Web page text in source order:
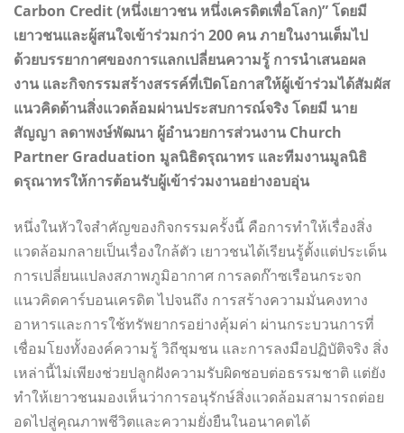
Carbon Credit (หนึ่งเยาวชน หนึ่งเครดิตเพื่อโลก)” โดยมี
เยาวชนและผู้สนใจเข้าร่วมกว่า 200 คน ภายในงานเต็มไป
ด้วยบรรยากาศของการแลกเปลี่ยนความรู้ การนำเสนอผล
งาน และกิจกรรมสร้างสรรค์ที่เปิดโอกาสให้ผู้เข้าร่วมได้สัมผัส
แนวคิดด้านสิ่งแวดล้อมผ่านประสบการณ์จริง โดยมี นาย
สัญญา ลดาพงษ์พัฒนา ผู้อำนวยการส่วนงาน Church
Partner Graduation มูลนิธิดรุณาทร และทีมงานมูลนิธิ
ดรุณาทรให้การต้อนรับผู้เข้าร่วมงานอย่างอบอุ่น
หนึ่งในหัวใจสำคัญของกิจกรรมครั้งนี้ คือการทำให้เรื่องสิ่ง
แวดล้อมกลายเป็นเรื่องใกล้ตัว เยาวชนได้เรียนรู้ตั้งแต่ประเด็น
การเปลี่ยนแปลงสภาพภูมิอากาศ การลดก๊าซเรือนกระจก
แนวคิดคาร์บอนเครดิต ไปจนถึง การสร้างความมั่นคงทาง
อาหารและการใช้ทรัพยากรอย่างคุ้มค่า ผ่านกระบวนการที่
เชื่อมโยงทั้งองค์ความรู้ วิถีชุมชน และการลงมือปฏิบัติจริง สิ่ง
เหล่านี้ไม่เพียงช่วยปลูกฝังความรับผิดชอบต่อธรรมชาติ แต่ยัง
ทำให้เยาวชนมองเห็นว่าการอนุรักษ์สิ่งแวดล้อมสามารถต่อย
อดไปสู่คุณภาพชีวิตและความยั่งยืนในอนาคตได้